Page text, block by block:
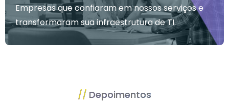
Empresas que confiaram em nossos serviços e
transformaram sua infraestrutura de TI.
Depoimentos